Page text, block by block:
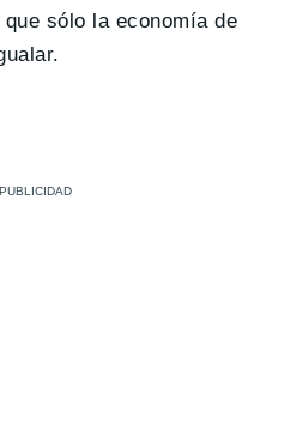
que sólo la economía de